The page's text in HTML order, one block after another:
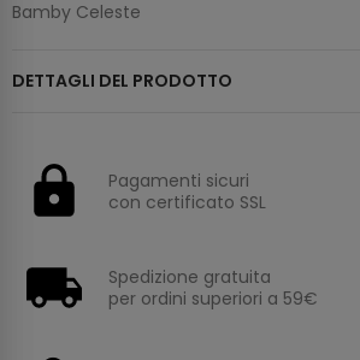
Bamby Celeste
DETTAGLI DEL PRODOTTO
Pagamenti sicuri
con certificato SSL
Spedizione gratuita
per ordini superiori a 59€